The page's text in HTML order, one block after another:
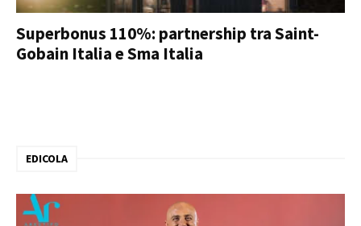
Superbonus 110%: partnership tra Saint-
Gobain Italia e Sma Italia
EDICOLA